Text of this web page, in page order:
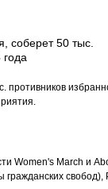
соберет 50 тыс.
Women's March и
свобод),